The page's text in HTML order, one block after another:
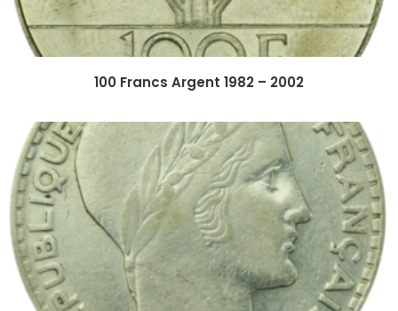
100 Francs Argent 1982 – 2002